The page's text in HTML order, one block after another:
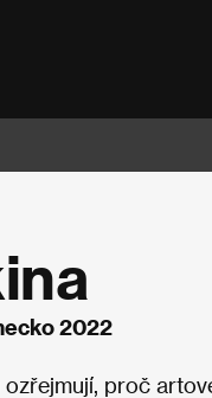
2022
proč